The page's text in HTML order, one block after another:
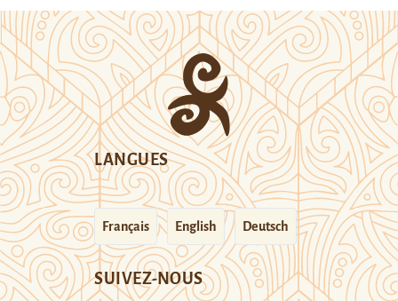
LANGUES
Français English Deutsch
SUIVEZ-NOUS